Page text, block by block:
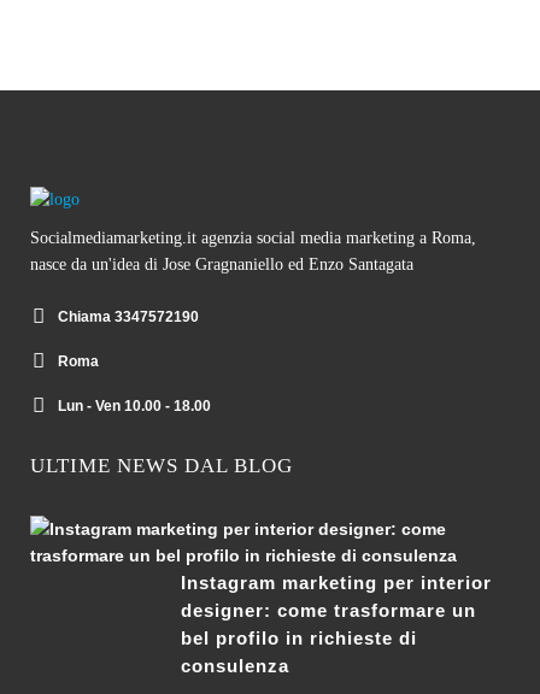
Socialmediamarketing.it agenzia social media marketing a Roma,
nasce da un'idea di Jose Gragnaniello ed Enzo Santagata
Chiama 3347572190
Roma
Lun - Ven 10.00 - 18.00
ULTIME NEWS DAL BLOG
Instagram marketing per interior
designer: come trasformare un
bel profilo in richieste di
consulenza